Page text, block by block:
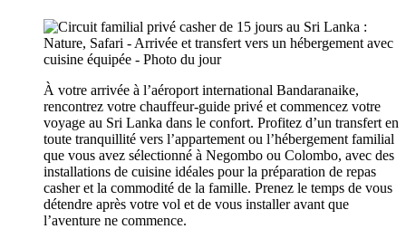
À votre arrivée à l’aéroport international Bandaranaike,
rencontrez votre chauffeur-guide privé et commencez votre
voyage au Sri Lanka dans le confort. Profitez d’un transfert en
toute tranquillité vers l’appartement ou l’hébergement familial
que vous avez sélectionné à Negombo ou Colombo, avec des
installations de cuisine idéales pour la préparation de repas
casher et la commodité de la famille. Prenez le temps de vous
détendre après votre vol et de vous installer avant que
l’aventure ne commence.